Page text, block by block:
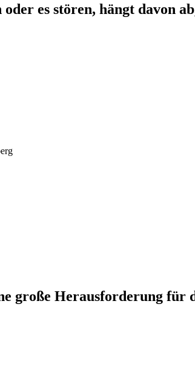
es stören, hängt davon
große Herausforderung für